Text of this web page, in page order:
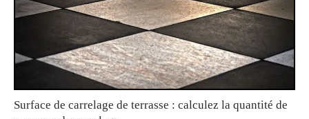
Surface de carrelage de terrasse : calculez la quantité de